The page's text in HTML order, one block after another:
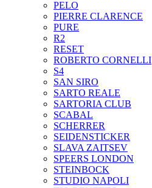
PELO
PIERRE CLARENCE
PURE
R2
RESET
ROBERTO CORNELLI
S4
SAN SIRO
SARTO REALE
SARTORIA CLUB
SCABAL
SCHERRER
SEIDENSTICKER
SLAVA ZAITSEV
SPEERS LONDON
STEINBOCK
STUDIO NAPOLI